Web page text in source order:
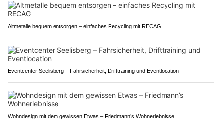
Altmetalle bequem entsorgen – einfaches Recycling mit RECAG
Eventcenter Seelisberg – Fahrsicherheit, Drifttraining und Eventlocation
Wohndesign mit dem gewissen Etwas – Friedmann’s Wohnerlebnisse